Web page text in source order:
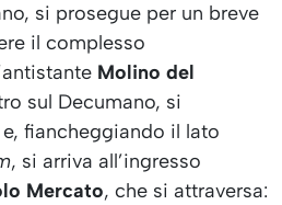
si prosegue per un breve
il complesso
Molino del
sul Decumano, si
fiancheggiando il lato
, si arriva all’ingresso
Mercato, che si attraversa: